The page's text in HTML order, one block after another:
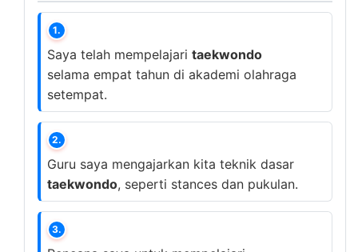
1.
Saya telah mempelajari taekwondo
selama empat tahun di akademi olahraga
setempat.
2.
Guru saya mengajarkan kita teknik dasar
taekwondo, seperti stances dan pukulan.
3.